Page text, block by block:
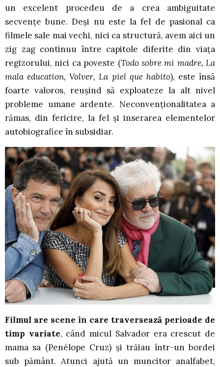
un excelent procedeu de a crea ambiguitate
secvențe bune. Deși nu este la fel de pasional ca
filmele sale mai vechi, nici ca structură, avem aici un
zig zag continuu între capitole diferite din viața
regizorului, nici ca poveste (Todo sobre mi madre, La
mala education, Volver, La piel que habito), este însă
foarte valoros, reușind să exploateze la alt nivel
probleme umane ardente. Neconvenționalitatea a
rămas, din fericire, la fel și inserarea elementelor
autobiografice în subsidiar.
Filmul are scene în care traversează perioade de
timp variate, când micul Salvador era crescut de
mama sa (Penélope Cruz) și trăiau într-un bordei
sub pământ. Atunci ajută un muncitor analfabet,